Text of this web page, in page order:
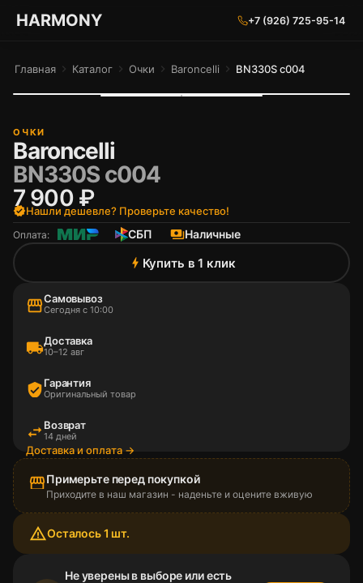
ГАРМОНИЯ ГЛАЗ
HARMONY +7 (926) 725-95-14
Главная chevron_right Каталог chevron_right Очки chevron_right Baroncelli chevron_right BN330S c004
ОЧКИ
Baroncelli
BN330S c004
7 900 ₽
verifiedНашли дешевле? Проверьте качество!
Оплата: СБП paymentsНаличные
bolt Купить в 1 клик
storefrontСамовывоз
Сегодня с 10:00
local_shippingДоставка
10–12 авг
verified_userГарантия
Оригинальный товар
swap_horiz Возврат
14 дней
Доставка и оплата →
storefrontПримерьте перед покупкой
Приходите в наш магазин - наденьте и оцените вживую
warning_amberОсталось 1 шт.
Не уверены в выборе или есть